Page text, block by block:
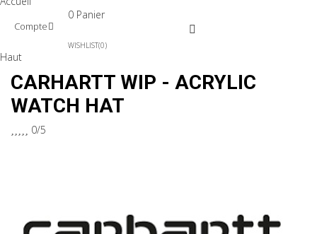
Compte
0 Panier
WISHLIST 0
Haut
CARHARTT WIP - ACRYLIC
WATCH HAT
0/5